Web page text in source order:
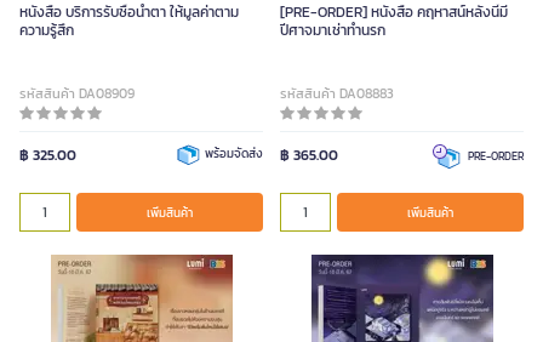
หนังสือ บริการรับซื้อน้ำตา ให้มูลค่าตาม
ความรู้สึก
รหัสสินค้า DA08909
฿ 325.00 พร้อมจัดส่ง
เพิ่มสินค้า
[PRE-ORDER] หนังสือ คฤหาสน์หลังนี้มี
ปีศาจมาเช่าทำนรก
รหัสสินค้า DA08883
฿ 365.00 PRE-ORDER
เพิ่มสินค้า